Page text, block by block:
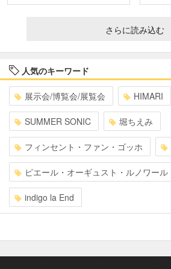
さらに読み込む
人気のキーワード
展示会/博覧会/展覧会 HIMARI
SUMMER SONIC 堀ちえみ
フィンセント・ファン・ゴッホ
ピエール・オーギュスト・ルノワール
indigo la End